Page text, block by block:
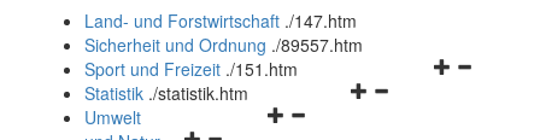
und
schließen
Land- und Forstwirtschaft ./147.htm
Sicherheit und Ordnung ./89557.htm
Navigationsmenü
Sport und Freizeit ./151.htm
Navigationsmenü
Statistik ./statistik.htm
Umwelt